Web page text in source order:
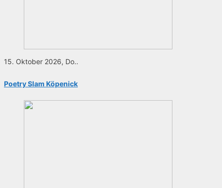
15. Oktober 2026, Do..
Poetry Slam Köpenick